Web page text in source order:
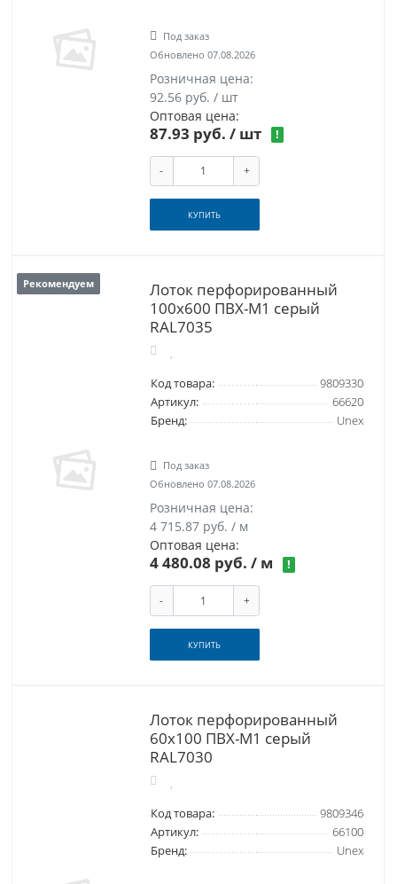
Под заказ
Обновлено 07.08.2026
Розничная цена:
92.56 руб. / шт
Оптовая цена:
87.93 руб. / шт !
- +
КУПИТЬ
Рекомендуем
Лоток перфорированный
100x600 ПВХ-М1 серый
RAL7035
Код товара:
9809330
Артикул:
66620
Бренд:
Unex
Под заказ
Обновлено 07.08.2026
Розничная цена:
4 715.87 руб. / м
Оптовая цена:
4 480.08 руб. / м !
- +
КУПИТЬ
Лоток перфорированный
60x100 ПВХ-М1 серый
RAL7030
Код товара:
9809346
Артикул:
66100
Бренд:
Unex